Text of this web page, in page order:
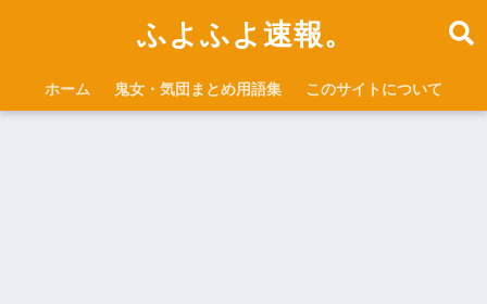
ふよふよ速報。
ホーム 鬼女・気団まとめ用語集 このサイトについて